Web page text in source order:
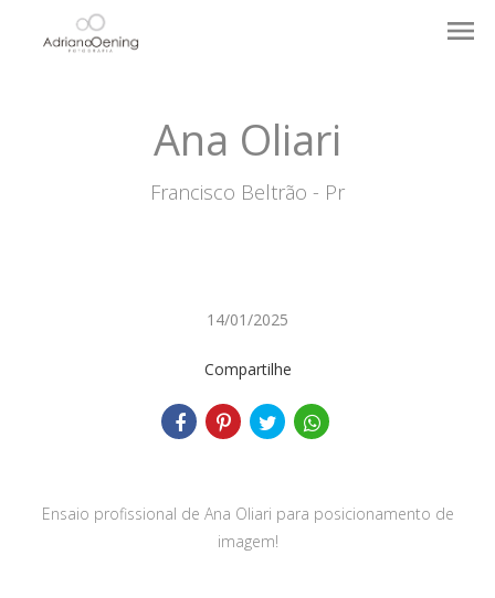
menu
Ana Oliari
Francisco Beltrão - Pr
14/01/2025
Compartilhe
Ensaio profissional de Ana Oliari para posicionamento de
imagem!